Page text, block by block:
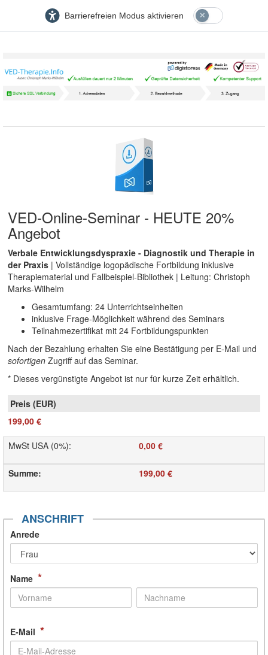
Barrierefreien Modus aktivieren
VED-Online-Seminar - HEUTE 20%
Angebot
Verbale Entwicklungsdyspraxie - Diagnostik und Therapie in
der Praxis | Vollständige logopädische Fortbildung inklusive
Therapiematerial und Fallbeispiel-Bibliothek | Leitung: Christoph
Marks-Wilhelm
Gesamtumfang: 24 Unterrichtseinheiten
inklusive Frage-Möglichkeit während des Seminars
Teilnahmezertifikat mit 24 Fortbildungspunkten
Nach der Bezahlung erhalten Sie eine Bestätigung per E-Mail und
sofortigen Zugriff auf das Seminar.
* Dieses vergünstigte Angebot ist nur für kurze Zeit erhältlich.
199,00 €
MwSt USA (0%): 0,00 €
Summe: 199,00 €
ANSCHRIFT
Anrede
Name *
E-Mail *